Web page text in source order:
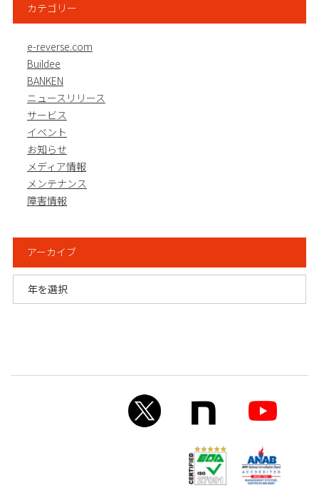
カテゴリー
e-reverse.com
Buildee
BANKEN
ニュースリリース
サービス
イベント
お知らせ
メディア情報
メンテナンス
障害情報
アーカイブ